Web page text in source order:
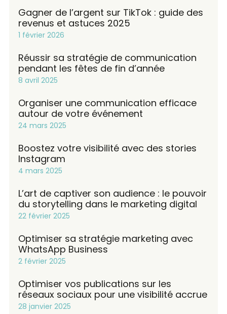
Gagner de l’argent sur TikTok : guide des
revenus et astuces 2025
1 février 2026
Réussir sa stratégie de communication
pendant les fêtes de fin d’année
8 avril 2025
Organiser une communication efficace
autour de votre événement
24 mars 2025
Boostez votre visibilité avec des stories
Instagram
4 mars 2025
L’art de captiver son audience : le pouvoir
du storytelling dans le marketing digital
22 février 2025
Optimiser sa stratégie marketing avec
WhatsApp Business
2 février 2025
Optimiser vos publications sur les
réseaux sociaux pour une visibilité accrue
28 janvier 2025